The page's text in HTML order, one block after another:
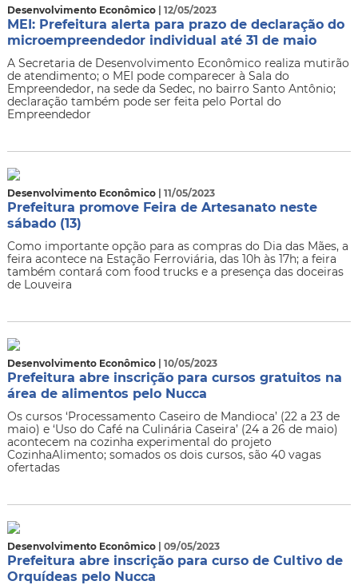
Desenvolvimento Econômico | 12/05/2023
MEI: Prefeitura alerta para prazo de declaração do
microempreendedor individual até 31 de maio
A Secretaria de Desenvolvimento Econômico realiza mutirão
de atendimento; o MEI pode comparecer à Sala do
Empreendedor, na sede da Sedec, no bairro Santo Antônio;
declaração também pode ser feita pelo Portal do
Empreendedor
Desenvolvimento Econômico | 11/05/2023
Prefeitura promove Feira de Artesanato neste
sábado (13)
Como importante opção para as compras do Dia das Mães, a
feira acontece na Estação Ferroviária, das 10h às 17h; a feira
também contará com food trucks e a presença das doceiras
de Louveira
Desenvolvimento Econômico | 10/05/2023
Prefeitura abre inscrição para cursos gratuitos na
área de alimentos pelo Nucca
Os cursos ‘Processamento Caseiro de Mandioca’ (22 a 23 de
maio) e ‘Uso do Café na Culinária Caseira’ (24 a 26 de maio)
acontecem na cozinha experimental do projeto
CozinhaAlimento; somados os dois cursos, são 40 vagas
ofertadas
Desenvolvimento Econômico | 09/05/2023
Prefeitura abre inscrição para curso de Cultivo de
Orquídeas pelo Nucca